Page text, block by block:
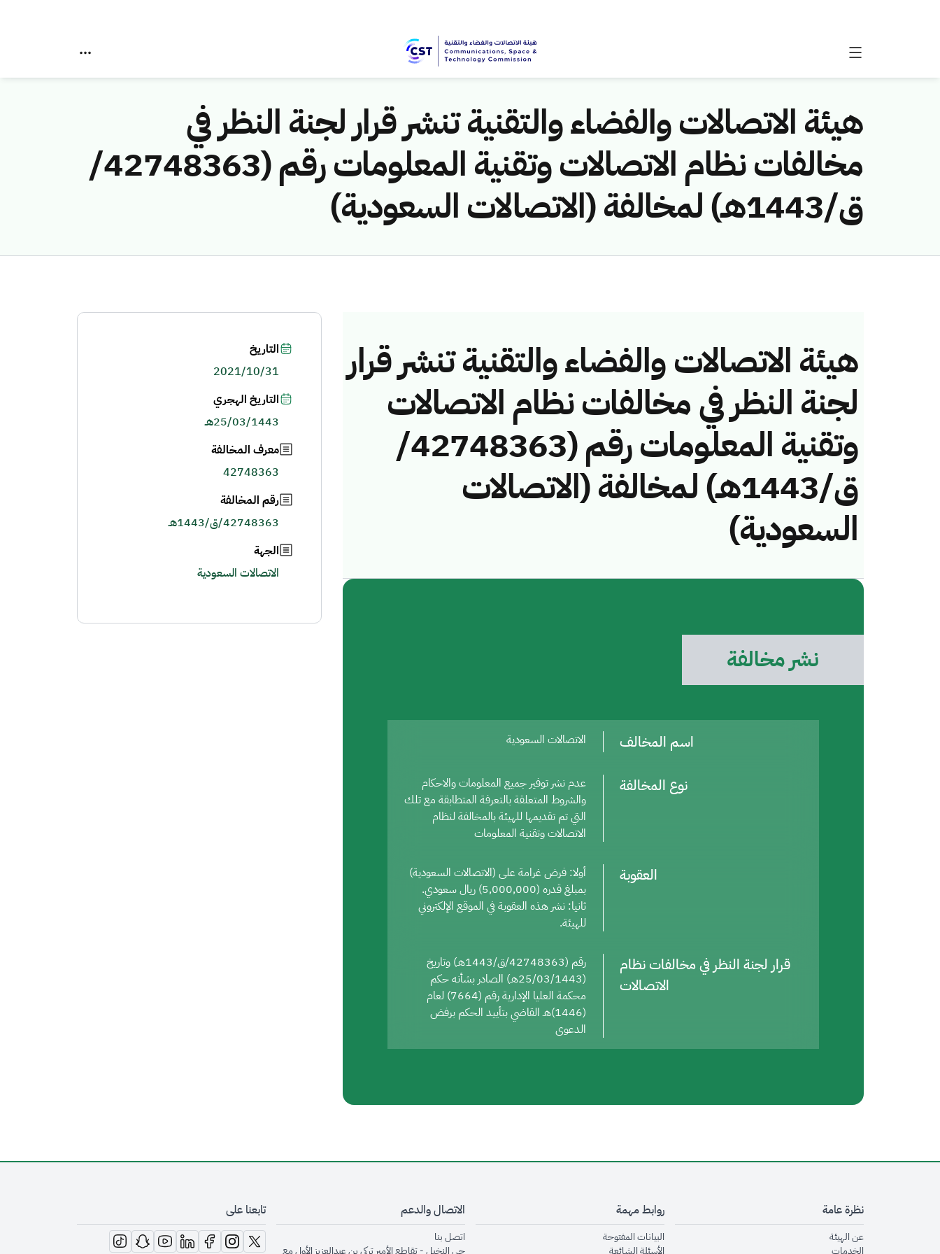
هيئة الاتصالات والفضاء والتقنية تنشر قرار لجنة النظر في
مخالفات نظام الاتصالات وتقنية المعلومات رقم (42748363/
ق/1443هـ) لمخالفة (الاتصالات السعودية)
هيئة الاتصالات والفضاء والتقنية تنشر قرار
لجنة النظر في مخالفات نظام الاتصالات
وتقنية المعلومات رقم (42748363/
ق/1443هـ) لمخالفة (الاتصالات
السعودية)
نشر مخالفة
اسم المخالف الاتصالات السعودية
نوع المخالفة
عدم نشر توفير جميع المعلومات والاحكام
والشروط المتعلقة بالتعرفة المتطابقة مع تلك
التي تم تقديمها للهيئة بالمخالفة لنظام
الاتصالات وتقنية المعلومات
العقوبة
أولا: فرض غرامة على (الاتصالات السعودية)
بمبلغ قدره (5,000,000) ريال سعودي.
ثانيا: نشر هذه العقوبة في الموقع الإلكتروني
للهيئة.
قرار لجنة النظر في مخالفات نظام
الاتصالات
رقم (42748363/ق/1443هـ) وتاريخ
(25/03/1443هـ) الصادر بشأنه حكم
محكمة العليا الإدارية رقم (7664) لعام
(1446)هـ القاضي بتأييد الحكم برفض
الدعوى
التاريخ
2021/10/31
التاريخ الهجري
25/03/1443هـ
معرف المخالفة
42748363
رقم المخالفة
42748363/ق/1443هـ
الجهة
الاتصالات السعودية
نظرة عامة
عن الهيئةopens in new window
الخدماتopens in new window
روابط مهمة
البيانات المفتوحةopens in new window
الأسئلة الشائعةopens in new window
الاتصال والدعم
اتصل بنا
حي النخيل - تقاطع الأمير تركي بن عبدالعزيز الأول مع
تابعنا على
opens in new window
opens in new window
opens in new window
opens in new window
opens in new window
opens in new window
opens in new window